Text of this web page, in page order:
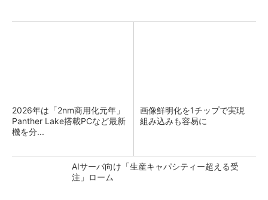
2026年は「2nm商用化元年」
Panther Lake搭載PCなど最新
機を分...
画像鮮明化を1チップで実現
組み込みも容易に
AIサーバ向け「生産キャパシティー超える受
注」ローム